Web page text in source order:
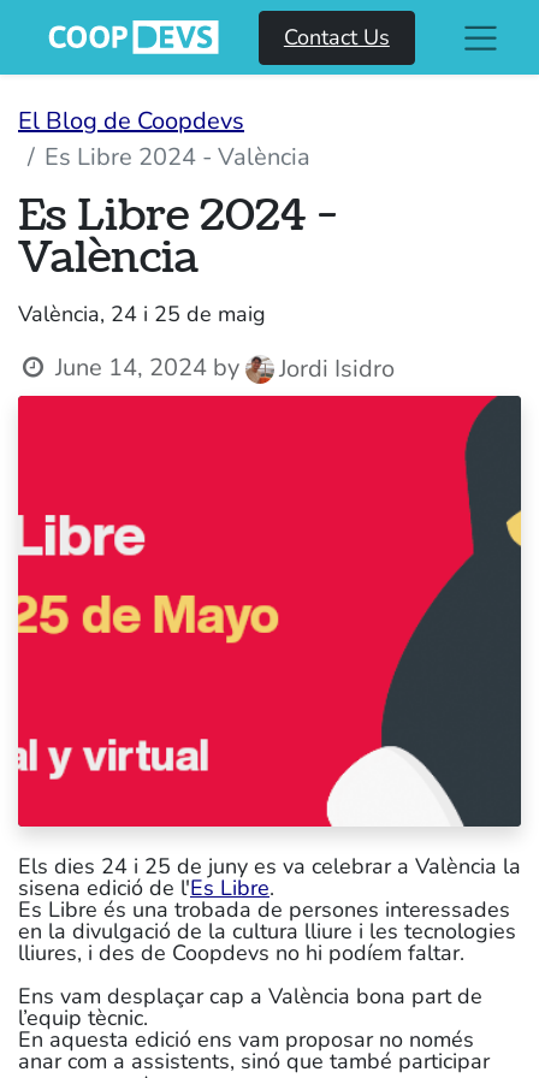
Contact Us
El Blog de Coopdevs
Es Libre 2024 - València
Es Libre 2024 -
València
València, 24 i 25 de maig
June 14, 2024 by Jordi Isidro
Els dies 24 i 25 de juny es va celebrar a València la
sisena edició de l'Es Libre.
Es Libre és una trobada de persones interessades
en la divulgació de la cultura lliure i les tecnologies
lliures, i des de Coopdevs no hi podíem faltar.
Ens vam desplaçar cap a València bona part de
l’equip tècnic.
En aquesta edició ens vam proposar no només
anar com a assistents, sinó que també participar